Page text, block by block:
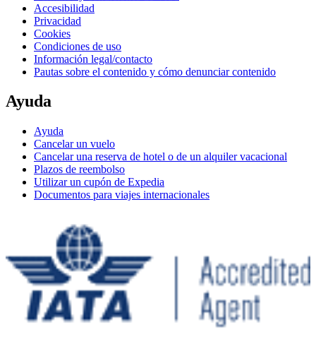
Accesibilidad
Privacidad
Cookies
Condiciones de uso
Información legal/contacto
Pautas sobre el contenido y cómo denunciar contenido
Ayuda
Ayuda
Cancelar un vuelo
Cancelar una reserva de hotel o de un alquiler vacacional
Plazos de reembolso
Utilizar un cupón de Expedia
Documentos para viajes internacionales